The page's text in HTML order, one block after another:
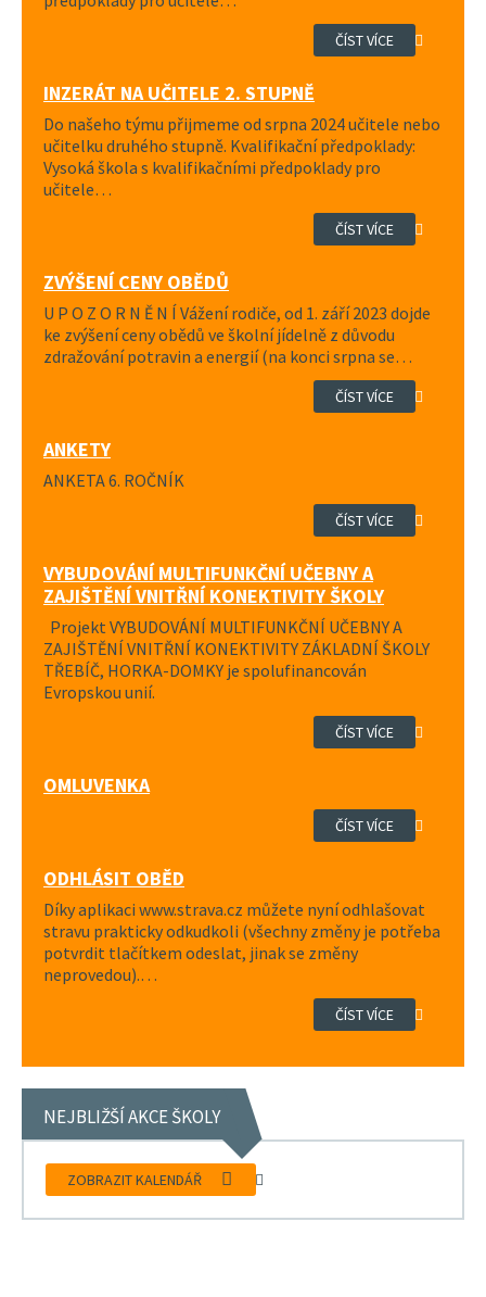
ČÍST VÍCE
INZERÁT NA UČITELE 2. STUPNĚ
Do našeho týmu přijmeme od srpna 2024 učitele nebo
učitelku druhého stupně. Kvalifikační předpoklady:
Vysoká škola s kvalifikačními předpoklady pro
učitele…
ČÍST VÍCE
ZVÝŠENÍ CENY OBĚDŮ
U P O Z O R N Ě N Í Vážení rodiče, od 1. září 2023 dojde
ke zvýšení ceny obědů ve školní jídelně z důvodu
zdražování potravin a energií (na konci srpna se…
ČÍST VÍCE
ANKETY
ANKETA 6. ROČNÍK
ČÍST VÍCE
VYBUDOVÁNÍ MULTIFUNKČNÍ UČEBNY A
ZAJIŠTĚNÍ VNITŘNÍ KONEKTIVITY ŠKOLY
Projekt VYBUDOVÁNÍ MULTIFUNKČNÍ UČEBNY A
ZAJIŠTĚNÍ VNITŘNÍ KONEKTIVITY ZÁKLADNÍ ŠKOLY
TŘEBÍČ, HORKA-DOMKY je spolufinancován
Evropskou unií.
ČÍST VÍCE
OMLUVENKA
ČÍST VÍCE
ODHLÁSIT OBĚD
Díky aplikaci www.strava.cz můžete nyní odhlašovat
stravu prakticky odkudkoli (všechny změny je potřeba
potvrdit tlačítkem odeslat, jinak se změny
neprovedou).…
ČÍST VÍCE
NEJBLIŽŠÍ AKCE ŠKOLY
ZOBRAZIT KALENDÁŘ